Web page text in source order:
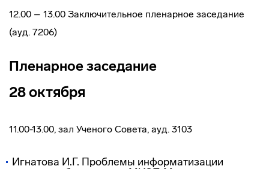
12.00 – 13.00 Заключительное пленарное заседание
(ауд. 7206)
Пленарное заседание
28 октября
11.00-13.00, зал Ученого Совета, ауд. 3103
Игнатова И.Г. Проблемы информатизации